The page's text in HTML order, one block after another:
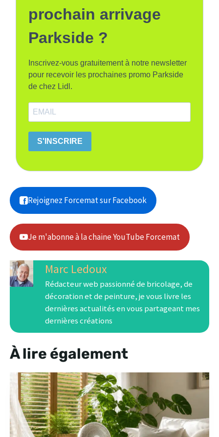
prochain arrivage
Parkside ?
Inscrivez-vous gratuitement à notre newsletter
pour recevoir les prochaines promo Parkside
de chez Lidl.
S'INSCRIRE
Rejoignez Forcemat sur Facebook
Je m'abonne à la chaine YouTube Forcemat
Marc Ledoux
Rédacteur web passionné de bricolage, de
décoration et de peinture, je vous livre les
dernières actualités en vous partageant mes
dernières créations
À lire également